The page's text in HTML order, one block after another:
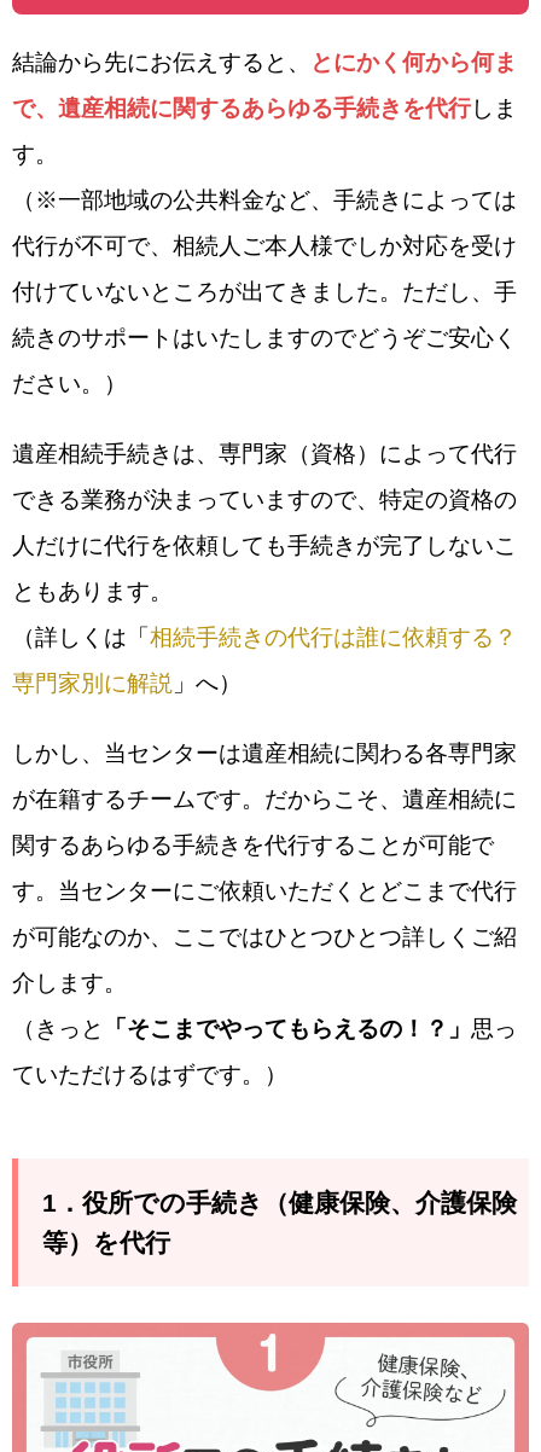
結論から先にお伝えすると、
とにかく何から何ま
で、遺産相続に関するあらゆる手続きを代行しま
す。
（※一部地域の公共料金など、手続きによっては
代行が不可で、相続人ご本人様でしか対応を受け
付けていないところが出てきました。ただし、手
続きのサポートはいたしますのでどうぞご安心く
ださい。）
遺産相続手続きは、専門家（資格）によって代行
できる業務が決まっていますので、特定の資格の
人だけに代行を依頼しても手続きが完了しないこ
ともあります。
（詳しくは「 相続手続きの代行は誰に依頼する？
専門家別に解説 」へ）
しかし、当センターは遺産相続に関わる各専門家
が在籍するチームです。だからこそ、遺産相続に
関するあらゆる手続きを代行することが可能で
す。当センターにご依頼いただくとどこまで代行
が可能なのか、ここではひとつひとつ詳しくご紹
介します。
（きっと
「そこまでやってもらえるの！？」 思っ
ていただけるはずです。）
1．役所での手続き（健康保険、介護保険
等）を代行